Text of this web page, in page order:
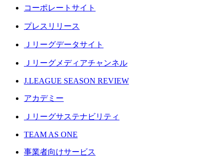
コーポレートサイト
プレスリリース
Ｊリーグデータサイト
Ｊリーグメディアチャンネル
J.LEAGUE SEASON REVIEW
アカデミー
Ｊリーグサステナビリティ
TEAM AS ONE
事業者向けサービス